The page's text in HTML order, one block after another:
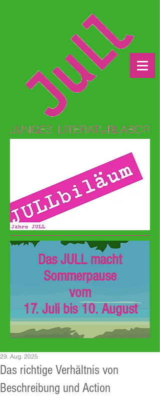
Das JULL macht
Sommerpause
vom
17. Juli bis 10. August
Das richtige Verhältnis von
Beschreibung und Action
29. Aug. 2025